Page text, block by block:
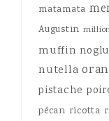
matamata
Augustin
muffin noglu
nutella
pistache
pécan ricotta